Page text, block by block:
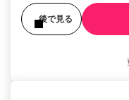
後で見る